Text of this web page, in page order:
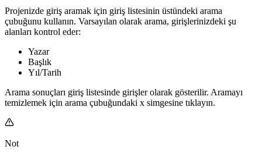
Projenizde giriş aramak için giriş listesinin üstündeki arama
çubuğunu kullanın. Varsayılan olarak arama, girişlerinizdeki şu
alanları kontrol eder:
Yazar
Başlık
Yıl/Tarih
Arama sonuçları giriş listesinde girişler olarak gösterilir. Aramayı
temizlemek için arama çubuğundaki x simgesine tıklayın.
Not